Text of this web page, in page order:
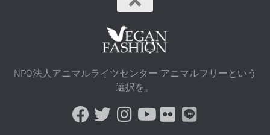
NPO法人アニマルライツセンター アニマルフリーという
選択を。